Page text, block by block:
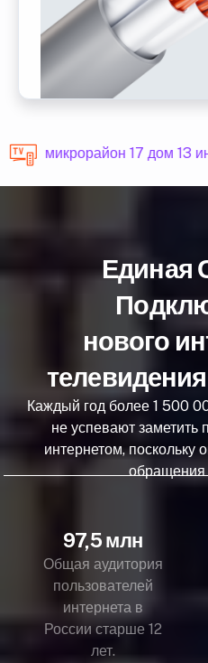
микрорайон 17 дом 13
Единая
нового
Каждый год более 1 500
не успевают
интернетом, поскольку
обращения
97,5 млн
Общая аудитория
пользователей
интернета в
России старше 12
лет.